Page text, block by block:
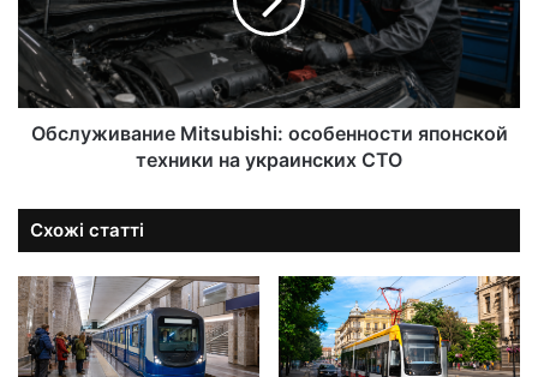
Обслуживание Mitsubishi: особенности японской
техники на украинских СТО
Схожі статті